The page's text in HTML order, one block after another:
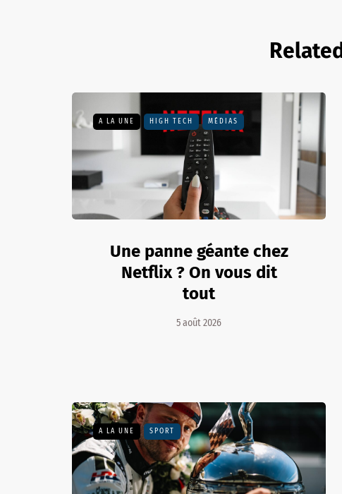
A LA UNE HIGH TECH MÉDIAS
Une panne géante chez
Netflix ? On vous dit
tout
5 août 2026
A LA UNE SPORT